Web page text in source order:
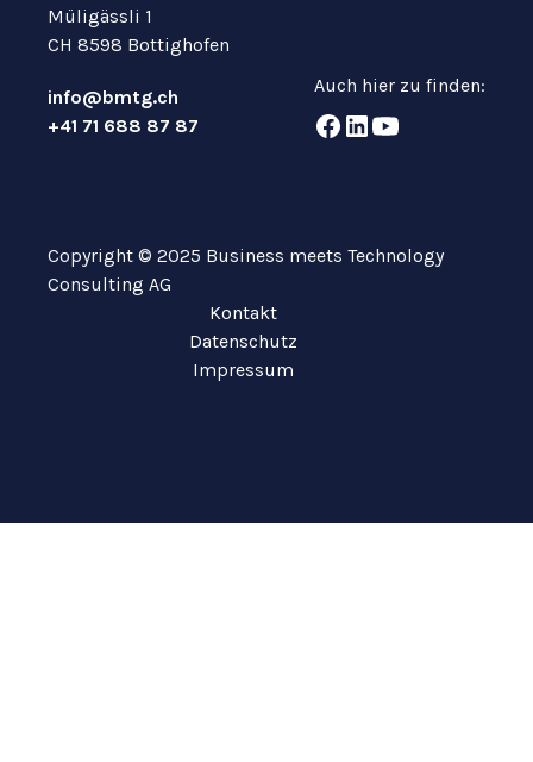
Müligässli 1
CH 8598 Bottighofen
info@bmtg.ch
+41 71 688 87 87
Auch hier zu finden:
Copyright © 2025 Business meets Technology
Consulting AG
Kontakt
Datenschutz
Impressum